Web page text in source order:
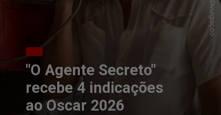
"O Agente Secreto"
recebe 4 indicações
ao Oscar 2026
Divulgação